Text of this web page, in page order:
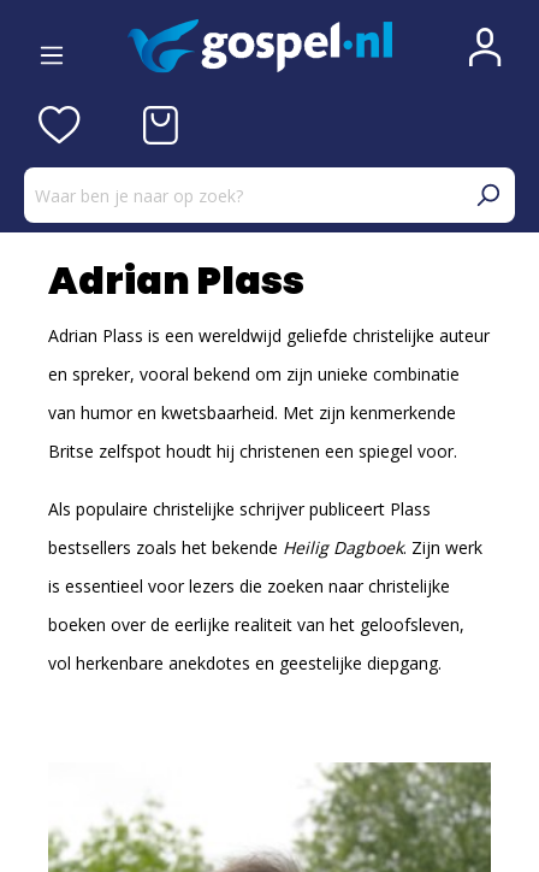
Adrian Plass
Adrian Plass is een wereldwijd geliefde christelijke auteur
en spreker, vooral bekend om zijn unieke combinatie
van humor en kwetsbaarheid. Met zijn kenmerkende
Britse zelfspot houdt hij christenen een spiegel voor.
Als populaire christelijke schrijverpubliceert Plass
bestsellers zoals het bekende Heilig Dagboek. Zijn werk
is essentieel voor lezers die zoeken naar christelijke
boeken over de eerlijke realiteit van het geloofsleven,
vol herkenbare anekdotes en geestelijke diepgang.